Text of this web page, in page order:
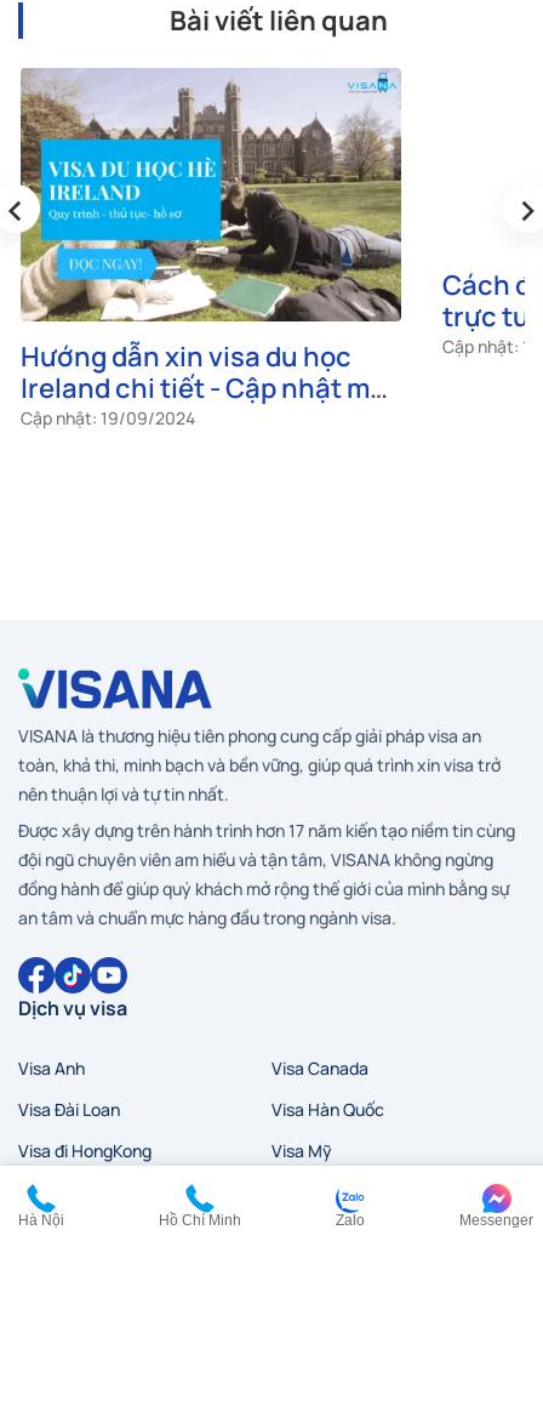
Bài viết liên quan
Hướng dẫn xin visa du học
Ireland chi tiết - Cập nhật mới
nhất
Cập nhật: 19/09/2024
Cách
‹ ›
VISANA là thương hiệu tiên phong cung cấp giải pháp visa an
toàn, khả thi, minh bạch và bền vững, giúp quá trình xin visa trở
nên thuận lợi và tự tin nhất.
Được xây dựng trên hành trình hơn 17 năm kiến tạo niềm tin cùng
đội ngũ chuyên viên am hiểu và tận tâm, VISANA không ngừng
đồng hành để giúp quý khách mở rộng thế giới của mình bằng sự
an tâm và chuẩn mực hàng đầu trong ngành visa.
Dịch vụ visa
Visa Anh
Visa Canada
Visa Đài Loan
Visa Hàn Quốc
Visa đi HongKong
Visa Mỹ
Visa New Zealand
Visa Nhật Bản
Visa Pháp
Hà Nội Hồ Chí Minh Zalo Messenger